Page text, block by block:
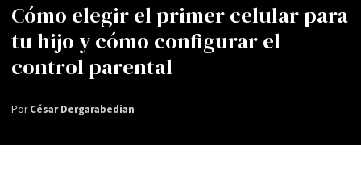
Cómo elegir el primer celular para
tu hijo y cómo configurar el
control parental
PorCésar Dergarabedian